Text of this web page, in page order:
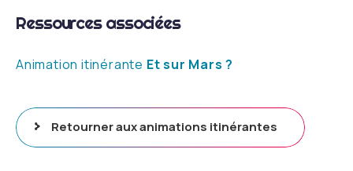
Ressources associées
Animation itinérante Et sur Mars ?
Retourner aux animations itinérantes